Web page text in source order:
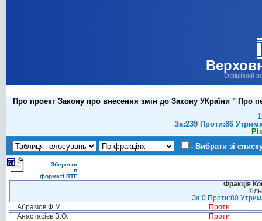
Офіційний
Про проект Закону про внесення змін до Закону УКраїни " Про
За:239 Проти:86
- Вибрати зі
Зберегти
в
форматі RTF
Фракція
За:0 Проти:80
Абрамов Ф.М.
Проти
Анастасієв В.О.
Проти